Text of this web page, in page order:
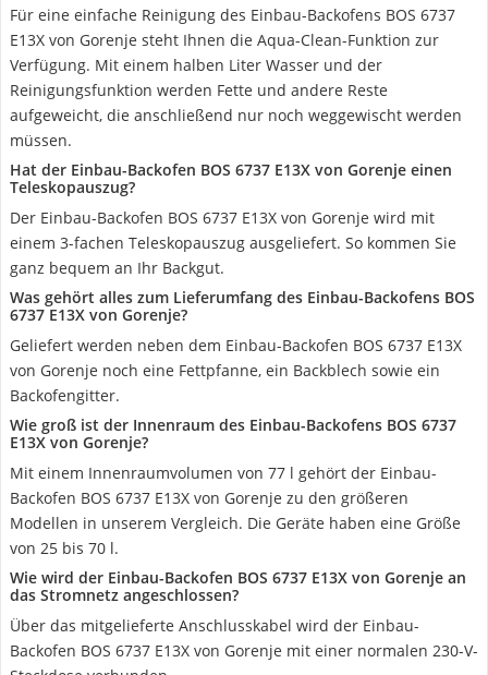
Für eine einfache Reinigung des Einbau-Backofens BOS 6737
E13X von Gorenje steht Ihnen die Aqua-Clean-Funktion zur
Verfügung. Mit einem halben Liter Wasser und der
Reinigungsfunktion werden Fette und andere Reste
aufgeweicht, die anschließend nur noch weggewischt werden
müssen.
Hat der Einbau-Backofen BOS 6737 E13X von Gorenje einen
Teleskopauszug?
Der Einbau-Backofen BOS 6737 E13X von Gorenje wird mit
einem 3-fachen Teleskopauszug ausgeliefert. So kommen Sie
ganz bequem an Ihr Backgut.
Was gehört alles zum Lieferumfang des Einbau-Backofens BOS
6737 E13X von Gorenje?
Geliefert werden neben dem Einbau-Backofen BOS 6737 E13X
von Gorenje noch eine Fettpfanne, ein Backblech sowie ein
Backofengitter.
Wie groß ist der Innenraum des Einbau-Backofens BOS 6737
E13X von Gorenje?
Mit einem Innenraumvolumen von 77 l gehört der Einbau-
Backofen BOS 6737 E13X von Gorenje zu den größeren
Modellen in unserem Vergleich. Die Geräte haben eine Größe
von 25 bis 70 l.
Wie wird der Einbau-Backofen BOS 6737 E13X von Gorenje an
das Stromnetz angeschlossen?
Über das mitgelieferte Anschlusskabel wird der Einbau-
Backofen BOS 6737 E13X von Gorenje mit einer normalen 230-V-